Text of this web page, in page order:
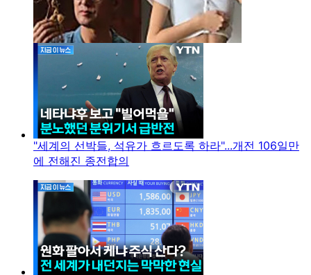
"세계의 선박들, 석유가 흐르도록 하라"...개전 106일만
에 전해진 종전합의